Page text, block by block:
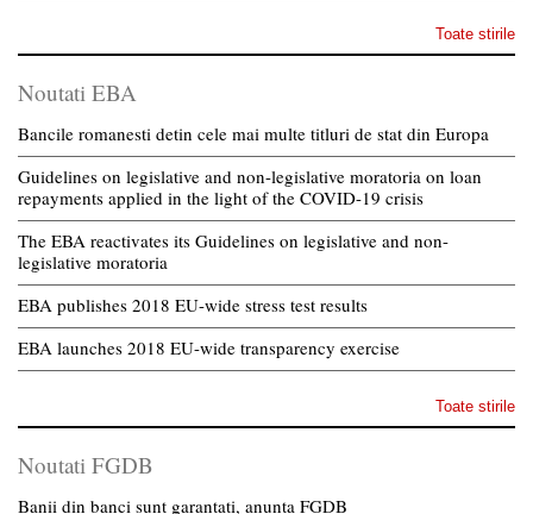
Toate stirile
Noutati EBA
Bancile romanesti detin cele mai multe titluri de stat din Europa
Guidelines on legislative and non-legislative moratoria on loan
repayments applied in the light of the COVID-19 crisis
The EBA reactivates its Guidelines on legislative and non-
legislative moratoria
EBA publishes 2018 EU-wide stress test results
EBA launches 2018 EU-wide transparency exercise
Toate stirile
Noutati FGDB
Banii din banci sunt garantati, anunta FGDB